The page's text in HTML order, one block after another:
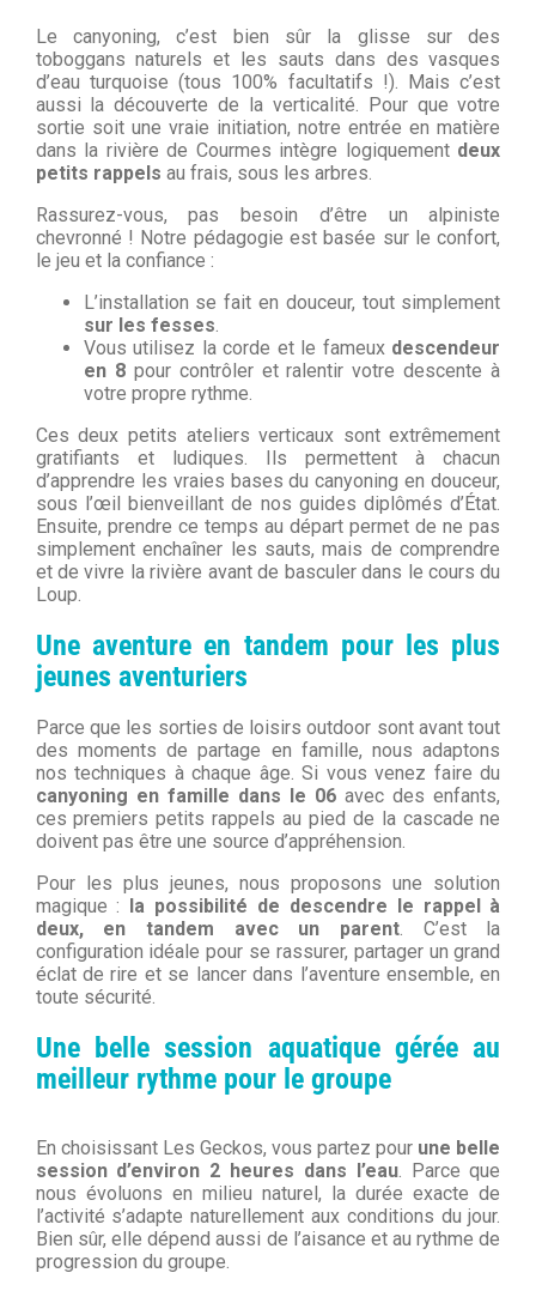
Le canyoning, c’est bien sûr la glisse sur des
toboggans naturels et les sauts dans des vasques
d’eau turquoise (tous 100% facultatifs !). Mais c’est
aussi la découverte de la verticalité. Pour que votre
sortie soit une vraie initiation, notre entrée en matière
dans la rivière de Courmes intègre logiquement deux
petits rappels au frais, sous les arbres.
Rassurez-vous, pas besoin d’être un alpiniste
chevronné ! Notre pédagogie est basée sur le confort,
le jeu et la confiance :
L’installation se fait en douceur, tout simplement
sur les fesses.
Vous utilisez la corde et le fameux descendeur
en 8pour contrôler et ralentir votre descente à
votre propre rythme.
Ces deux petits ateliers verticaux sont extrêmement
gratifiants et ludiques. Ils permettent à chacun
d’apprendre les vraies bases du canyoning en douceur,
sous l’œil bienveillant de nos guides diplômés d’État.
Ensuite, prendre ce temps au départ permet de ne pas
simplement enchaîner les sauts, mais de comprendre
et de vivre la rivière avant de basculer dans le cours du
Loup.
Une aventure en tandem pour les plus
jeunes aventuriers
Parce que les sorties de loisirs outdoor sont avant tout
des moments de partage en famille, nous adaptons
nos techniques à chaque âge. Si vous venez faire du
canyoning en famille dans le 06 avec des enfants,
ces premiers petits rappels au pied de la cascade ne
doivent pas être une source d’appréhension.
Pour les plus jeunes, nous proposons une solution
magique : la possibilité de descendre le rappel à
deux, en tandem avec un parent . C’est la
configuration idéale pour se rassurer, partager un grand
éclat de rire et se lancer dans l’aventure ensemble, en
toute sécurité.
Une belle session aquatique gérée au
meilleur rythme pour le groupe
En choisissant Les Geckos, vous partez pour une belle
session d’environ 2 heures dans l’eau. Parce que
nous évoluons en milieu naturel, la durée exacte de
l’activité s’adapte naturellement aux conditions du jour.
Bien sûr, elle dépend aussi de l’aisance et au rythme de
progression du groupe.